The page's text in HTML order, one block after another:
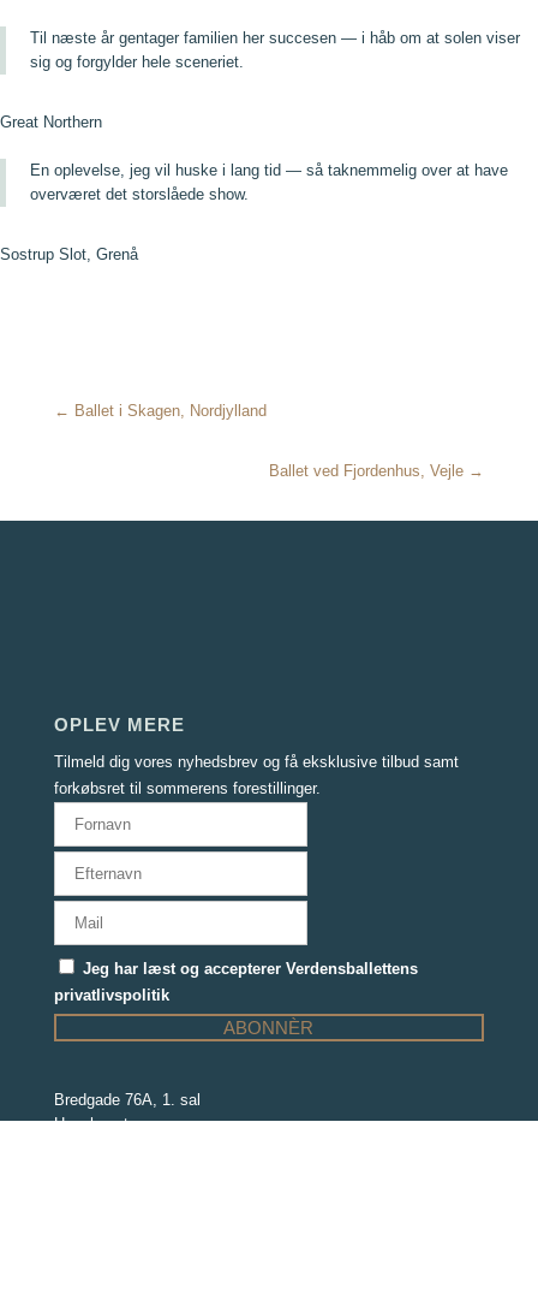
Til næste år gentager familien her succesen — i håb om at solen viser
sig og forgylder hele sceneriet.
Great Northern
En oplevelse, jeg vil huske i lang tid — så taknemmelig over at have
overværet det storslåede show.
Sostrup Slot, Grenå
← Ballet i Skagen, Nordjylland
Ballet ved Fjordenhus, Vejle →
OPLEV MERE
Tilmeld dig vores nyhedsbrev og få eksklusive tilbud samt
forkøbsret til sommerens forestillinger.
Jeg har læst og accepterer Verdensballettens
privatlivspolitik
Bredgade 76A, 1. sal
Havehuset